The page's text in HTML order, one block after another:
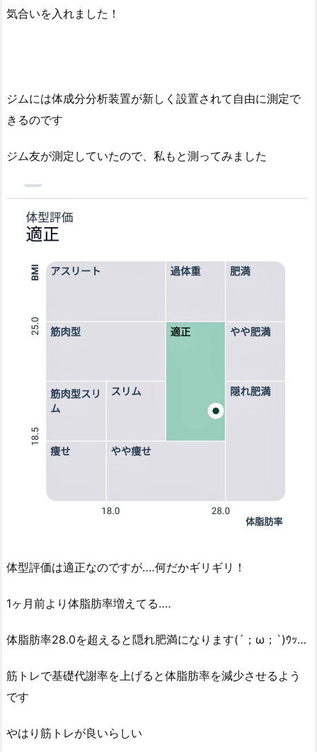
気合いを入れました！
ジムには体成分分析装置が新しく設置されて自由に測定で
きるのです
ジム友が測定していたので、私もと測ってみました
体型評価は適正なのですが‥‥何だかギリギリ！
1ヶ月前より体脂肪率増えてる‥‥
体脂肪率28.0を超えると隠れ肥満になります(´；ω；`)ｳｯ…
筋トレで基礎代謝率を上げると体脂肪率を減少させるよう
です
やはり筋トレが良いらしい